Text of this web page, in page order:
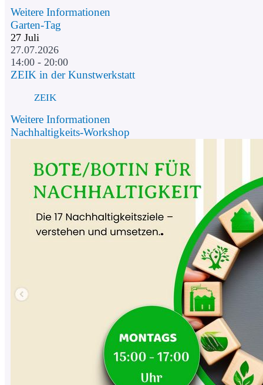
Weitere Informationen
Garten-Tag
27 Juli
27.07.2026
14:00 - 20:00
ZEIK in der Kunstwerkstatt
ZEIK
Weitere Informationen
Nachhaltigkeits-Workshop